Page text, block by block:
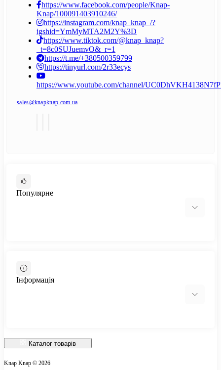
https://www.facebook.com/people/Knap-
Knap/100091403910246/
https://instagram.com/knap_knap_/?
igshid=YmMyMTA2M2Y%3D
https://www.tiktok.com/@knap_knap?
_t=8c0SUJuemvO&_r=1
https://t.me/+380500359799
https://tinyurl.com/2r33ecys
https://www.youtube.com/channel/
sales@knapknap.com.ua
Популярне
Інформація
Доставка
Каталог товарів
Knap Knap © 2026